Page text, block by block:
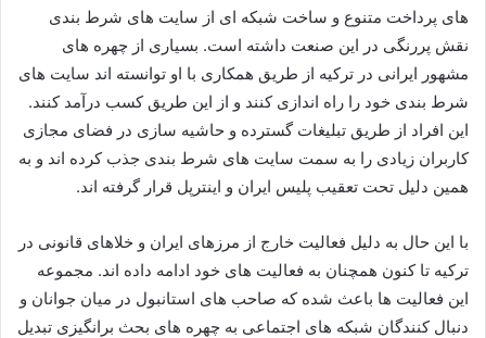
های پرداخت متنوع و ساخت شبکه‌ ای از سایت‌ های شرط‌ بندی
نقش پررنگی در این صنعت داشته است. بسیاری از چهره‌ های
مشهور ایرانی در ترکیه از طریق همکاری با او توانسته‌ اند سایت‌ های
شرط‌ بندی خود را راه‌ اندازی کنند و از این طریق کسب درآمد کنند.
این افراد از طریق تبلیغات گسترده و حاشیه‌ سازی در فضای مجازی
کاربران زیادی را به سمت سایت‌ های شرط‌ بندی جذب کرده‌ اند و به
همین دلیل تحت تعقیب پلیس ایران و اینترپل قرار گرفته‌ اند.
با این حال به دلیل فعالیت خارج از مرزهای ایران و خلاهای قانونی در
ترکیه تا کنون همچنان به فعالیت‌ های خود ادامه داده‌ اند. مجموعه
این فعالیت‌ ها باعث شده که صاحب‌ های استانبول در میان جوانان و
دنبال‌ کنندگان شبکه‌ های اجتماعی به چهره‌ های بحث‌ برانگیزی تبدیل